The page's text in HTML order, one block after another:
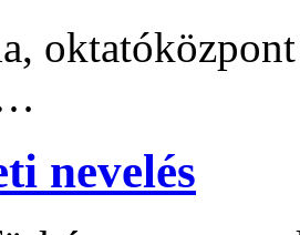
nevelés